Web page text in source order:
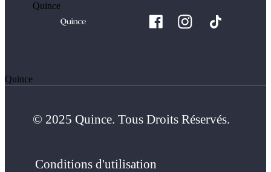
Quince
Quince
© 2025 Quince. Tous Droits Réservés.
Conditions d'utilisation